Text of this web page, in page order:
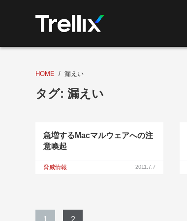
HOME 漏えい
タグ: 漏えい
急増するMacマルウェアへの注
意喚起
脅威情報 2011.7.7
1 2